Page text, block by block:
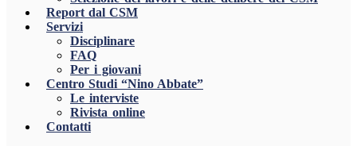
Report dal CSM
Servizi
Disciplinare
FAQ
Per i giovani
Centro Studi “Nino Abbate”
Le interviste
Rivista online
Contatti